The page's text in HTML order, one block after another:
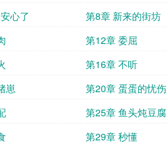
心了
第8章 新来的街坊
第12章 委屈
第16章 不听
崽
第20章 蛋蛋的忧伤
第25章 鱼头炖豆腐
第29章 秒懂